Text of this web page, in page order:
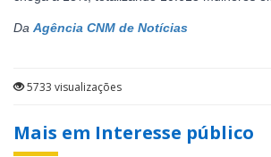
Da Agência CNM de Notícias
5733 visualizações
Mais em Interesse público